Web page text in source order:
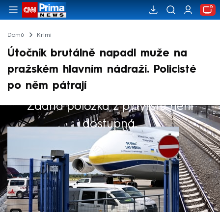
Domů Krimi
Útočník brutálně napadl muže na
pražském hlavním nádraží. Policisté
po něm pátrají
Žádná položka z playlistu není
dostupná.
Výběr redakce